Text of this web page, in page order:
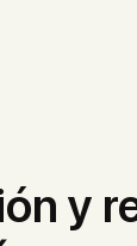
y